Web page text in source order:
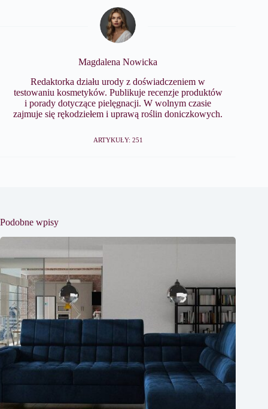
Magdalena Nowicka
Redaktorka działu urody z doświadczeniem w
testowaniu kosmetyków. Publikuje recenzje produktów
i porady dotyczące pielęgnacji. W wolnym czasie
zajmuje się rękodziełem i uprawą roślin doniczkowych.
ARTYKUŁY: 251
Podobne wpisy